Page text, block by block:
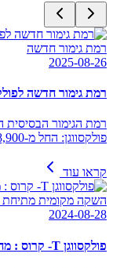
רמת גימור חדשה
2025-08-26
רמת גימור חדשה
פולקסווגן: החל מ-148,900 ש"ח
קראו עוד
השקה מקומית מתיחת
2024-08-28
פולקסווגן T- קרוס : מחיר החל מ-152,900 ש"ח